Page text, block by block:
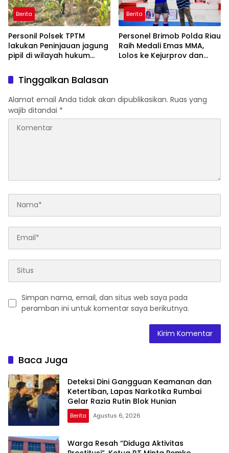
Berita
Personil Polsek TPTM
lakukan Peninjauan jagung
pipil di wilayah hukum
Berita
Personel Brimob Polda Riau
Raih Medali Emas MMA,
Lolos ke Kejurprov dan
Tinggalkan Balasan
Alamat email Anda tidak akan dipublikasikan. Ruas yang
wajib ditandai *
Simpan nama, email, dan situs web saya pada
peramban ini untuk komentar saya berikutnya.
Baca Juga
Deteksi Dini Gangguan Keamanan dan
Ketertiban, Lapas Narkotika Rumbai
Gelar Razia Rutin Blok Hunian
Berita Agustus 6, 2026
Warga Resah “Diduga Aktivitas